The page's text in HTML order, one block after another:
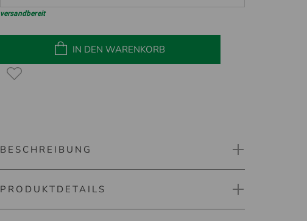
versandbereit
IN DEN WARENKORB
BESCHREIBUNG
adidas Ultimate365 COLD.RDY Thermo Hose
PRODUKTDETAILS